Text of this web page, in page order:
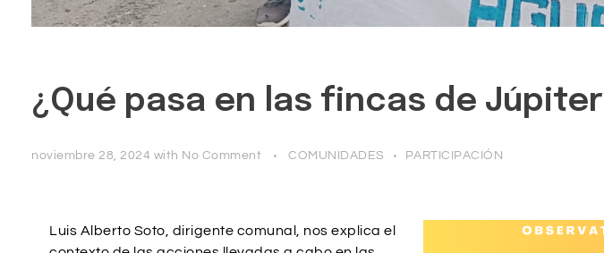
¿Qué pasa en las fincas de
noviembre 28, 2024 with No Comment COMUNIDADES PARTICIPACIÓN
Luis Alberto Soto, dirigente comunal, nos explica el